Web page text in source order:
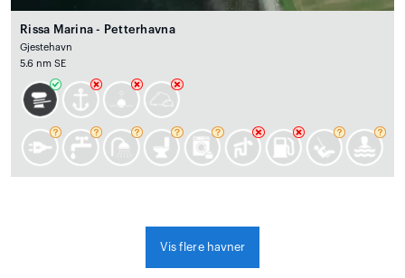
Rissa Marina - Petterhavna
Gjestehavn
5.6 nm SE
Vis flere havner